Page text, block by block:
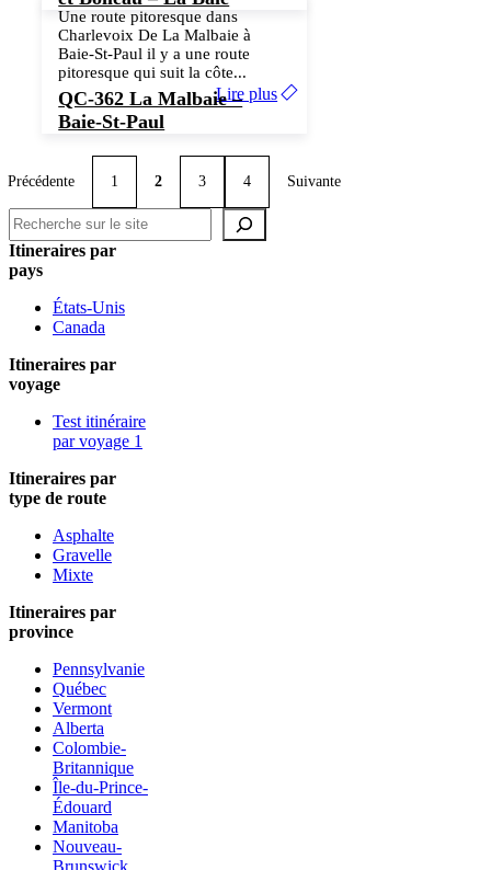
Une route pitoresque dans
Charlevoix De La Malbaie à
Baie-St-Paul il y a une route
pitoresque qui suit la côte...
Lire plus
QC-362 La Malbaie –
Baie-St-Paul
Précédente 1 2 3 4 Suivante
Recherche
Itineraires par
pays
États-Unis
Canada
Itineraires par
voyage
Test itinéraire
par voyage 1
Itineraires par
type de route
Asphalte
Gravelle
Mixte
Itineraires par
province
Pennsylvanie
Québec
Vermont
Alberta
Colombie-
Britannique
Île-du-Prince-
Édouard
Manitoba
Nouveau-
Brunswick